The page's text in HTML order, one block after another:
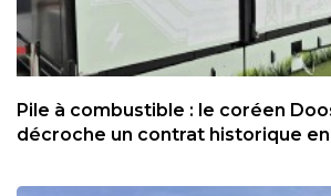
Pile à combustible : le coréen
décroche un contrat historique